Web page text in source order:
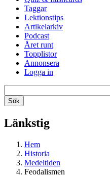
Taggar
Lektionstips
Artikelarkiv
Podcast
Året runt
Topplistor
Annonsera
Logga in
Länkstig
Hem
Historia
Medeltiden
Feodalismen